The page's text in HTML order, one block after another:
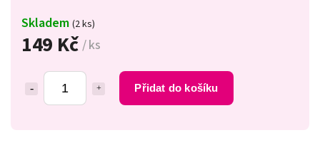
149 Kč / ks
Přidat do košíku
Skladem (2 ks)